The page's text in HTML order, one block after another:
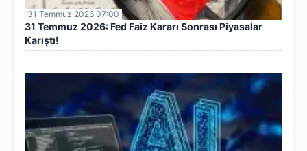
31 Temmuz 2026 07:00
31 Temmuz 2026: Fed Faiz Kararı Sonrası Piyasalar
Karıştı!